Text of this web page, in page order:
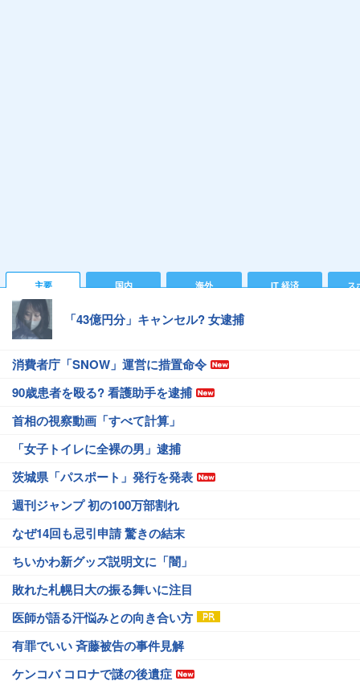
主要 国内 海外 IT 経済 ス
「43億円分」キャンセル? 女逮捕
消費者庁「SNOW」運営に措置命令
90歳患者を殴る? 看護助手を逮捕
首相の視察動画「すべて計算」
「女子トイレに全裸の男」逮捕
茨城県「パスポート」発行を発表
週刊ジャンプ 初の100万部割れ
なぜ14回も忌引申請 驚きの結末
ちいかわ新グッズ説明文に「闇」
敗れた札幌日大の振る舞いに注目
医師が語る汗悩みとの向き合い方
有罪でいい 斉藤被告の事件見解
ケンコバ コロナで謎の後遺症